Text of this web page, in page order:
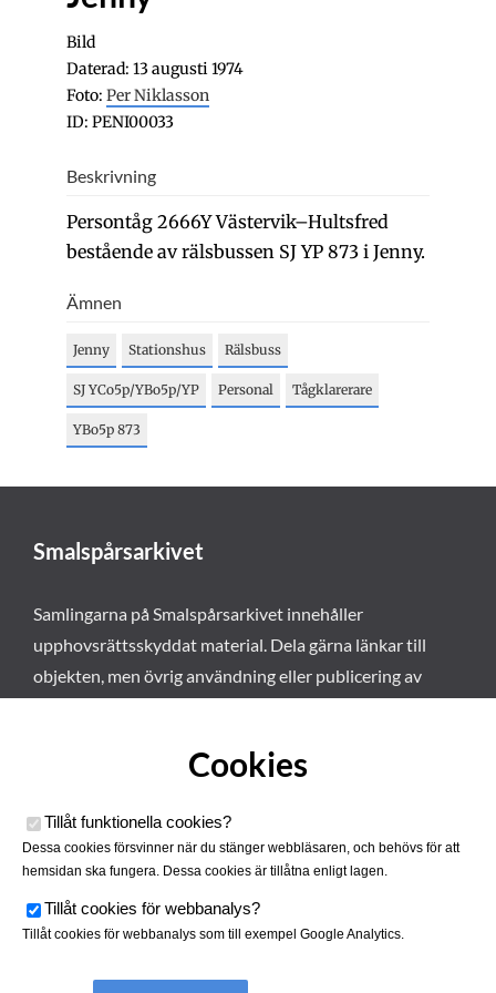
Bild
Daterad: 13 augusti 1974
Foto: Per Niklasson
ID: PENI00033
Beskrivning
Persontåg 2666Y Västervik–Hultsfred
bestående av rälsbussen SJ YP 873 i Jenny.
Ämnen
Jenny Stationshus Rälsbuss
SJ YCo5p/YBo5p/YP Personal Tågklarerare
YBo5p 873
Smalspårsarkivet
Samlingarna på Smalspårsarkivet innehåller
upphovsrättsskyddat material. Dela gärna länkar till
objekten, men övrig användning eller publicering av
Cookies
Tillåt funktionella cookies?
Dessa cookies försvinner när du stänger webbläsaren, och behövs för att
hemsidan ska fungera. Dessa cookies är tillåtna enligt lagen.
Tillåt cookies för webbanalys?
Tillåt cookies för webbanalys som till exempel Google Analytics.